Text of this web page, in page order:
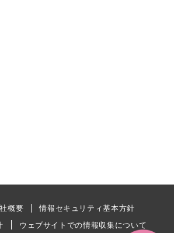
概要
情報セキュリティ基本方針
ウェブサイトでの情報収集について